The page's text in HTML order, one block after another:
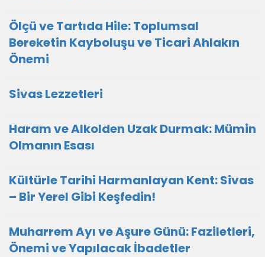
Ölçü ve Tartıda Hile: Toplumsal
Bereketin Kayboluşu ve Ticari Ahlakın
Önemi
Sivas Lezzetleri
Haram ve Alkolden Uzak Durmak: Mümin
Olmanın Esası
Kültürle Tarihi Harmanlayan Kent: Sivas
– Bir Yerel Gibi Keşfedin!
Muharrem Ayı ve Aşure Günü: Faziletleri,
Önemi ve Yapılacak İbadetler